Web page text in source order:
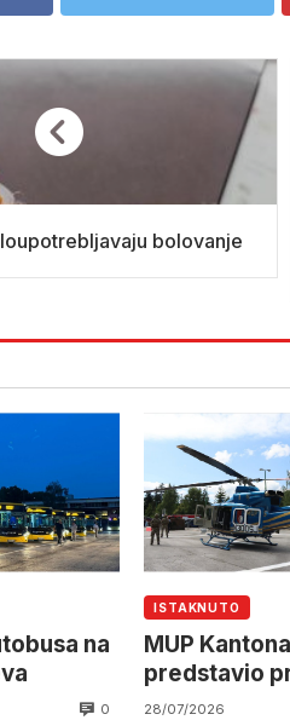
bolovanje
na
0
ISTAKNUTO
MUP
predstavio
helikopter i
28/07/2026